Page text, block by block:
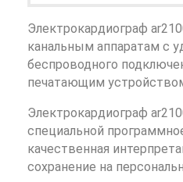
Электрокардиограф
канальным аппаратам с
беспроводного
печатающим
Электрокардиограф
специальной
качественная
сохранение на